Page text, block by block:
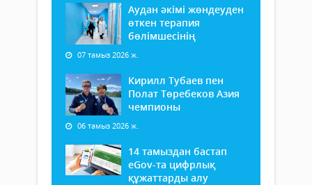
Аудан әкімі жөндеуден
өткен терапия
бөлімшесінің
07 тамыз 2026 ж.
Кирилл Тубаев пен
Полат Төребеков Азия
чемпионы
06 тамыз 2026 ж.
14 тамыздан бастап
еGov-та цифрлық
құжаттарды алу